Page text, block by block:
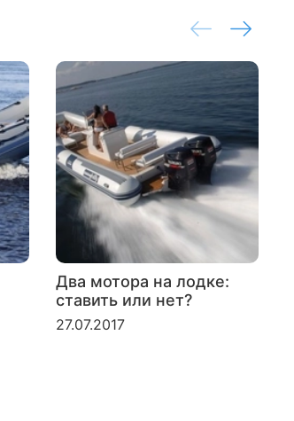
Два мотора на лодке:
ставить или нет?
27.07.2017